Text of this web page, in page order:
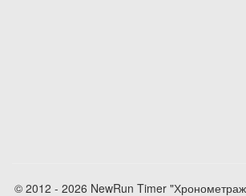
© 2012 - 2026 NewRun Timer "Хронометраж